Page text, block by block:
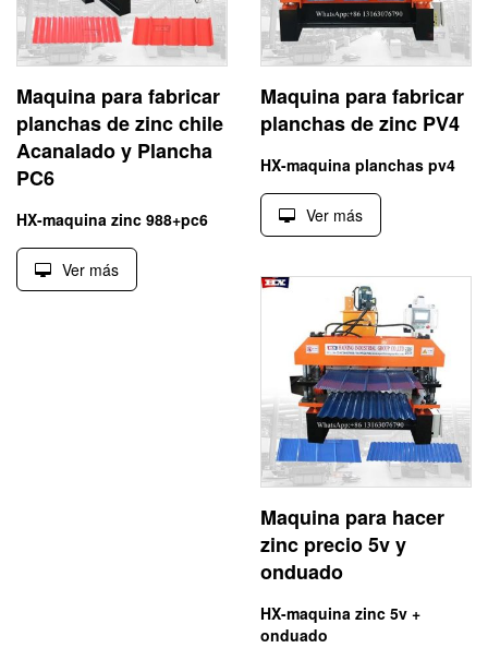
Maquina para fabricar
planchas de zinc chile
Acanalado y Plancha
PC6
HX-maquina zinc 988+pc6
Ver más
Maquina para fabricar
planchas de zinc PV4
HX-maquina planchas pv4
Ver más
Maquina para hacer
zinc precio 5v y
onduado
HX-maquina zinc 5v +
onduado